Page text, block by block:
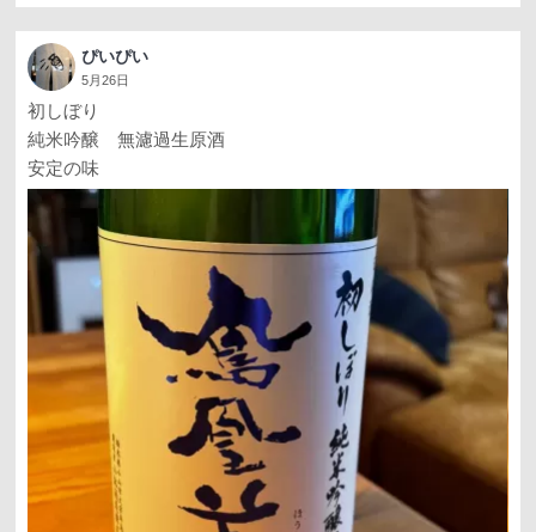
ぴいぴい
5月26日
初しぼり
純米吟醸 無濾過生原酒
安定の味